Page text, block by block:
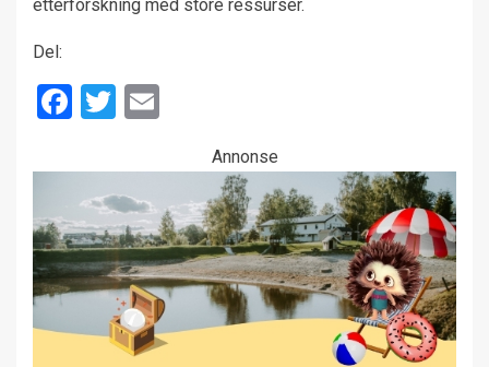
etterforskning med store ressurser.
Del:
Facebook
Twitter
Annonse